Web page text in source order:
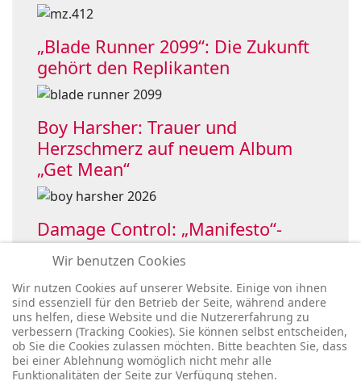
„Blade Runner 2099“: Die Zukunft
gehört den Replikanten
Boy Harsher: Trauer und
Herzschmerz auf neuem Album
„Get Mean“
Damage Control: „Manifesto“-
Single holt OHMElectronic ins Boot
Wir benutzen Cookies
Wir nutzen Cookies auf unserer Website. Einige von ihnen
sind essenziell für den Betrieb der Seite, während andere
uns helfen, diese Website und die Nutzererfahrung zu
verbessern (Tracking Cookies). Sie können selbst entscheiden,
ob Sie die Cookies zulassen möchten. Bitte beachten Sie, dass
bei einer Ablehnung womöglich nicht mehr alle
Funktionalitäten der Seite zur Verfügung stehen.